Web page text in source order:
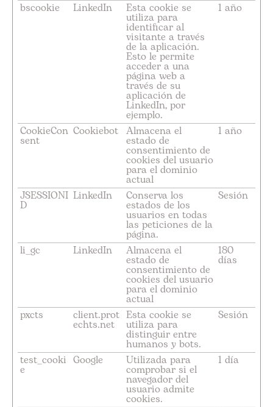
bscookie LinkedIn Esta cookie se
utiliza para
identificar al
visitante a través
de la aplicación.
Esto le permite
acceder a una
página web a
través de su
aplicación de
LinkedIn, por
ejemplo.
1 año
CookieCon
sent
Cookiebot Almacena el
estado de
consentimiento de
cookies del usuario
para el dominio
actual
1 año
JSESSIONI
D
LinkedIn Conserva los
estados de los
usuarios en todas
las peticiones de la
página.
Sesión
li_gc LinkedIn Almacena el
estado de
consentimiento de
cookies del usuario
para el dominio
actual
180
días
pxcts client.prot
echts.net
Esta cookie se
utiliza para
distinguir entre
humanos y bots.
Sesión
test_cooki
e
Google Utilizada para
comprobar si el
navegador del
usuario admite
cookies.
1 día